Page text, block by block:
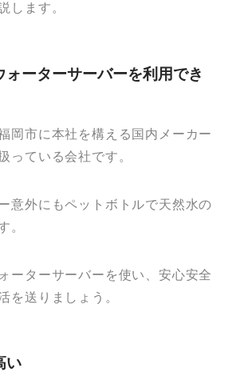
します。
ォーターサーバーを利用でき
岡市に本社を構える国内メーカー
っている会社です。
意外にもペットボトルで天然水の
。
ーターサーバーを使い、安心安全
を送りましょう。
い